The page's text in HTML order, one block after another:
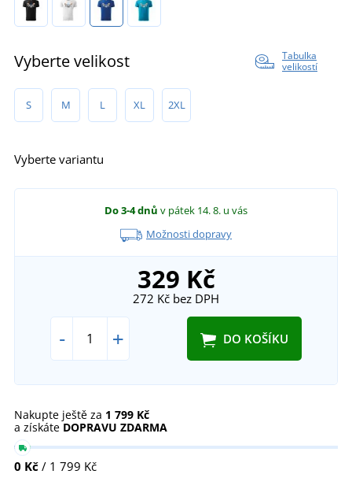
Vyberte velikost
Tabulka
velikostí
S M L XL 2XL
Vyberte variantu
Do 3-4 dnů v pátek 14. 8. u vás
Možnosti dopravy
329 Kč
272 Kč bez DPH
- + DO KOŠÍKU
Nakupte ještě za 1 799 Kč
a získáte DOPRAVU ZDARMA
0 Kč / 1 799 Kč